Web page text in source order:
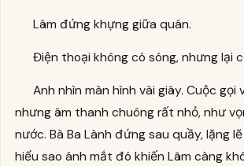
Lâm đứng khựng giữa quán.
Điện thoại không có sóng, nhưng lại
Anh nhìn màn hình vài giây. Cuộc gọi
nhưng âm thanh chuông rất nhỏ, như
nước. Bà Ba Lành đứng sau quầy, lặng
hiểu sao ánh mắt đó khiến Lâm càng